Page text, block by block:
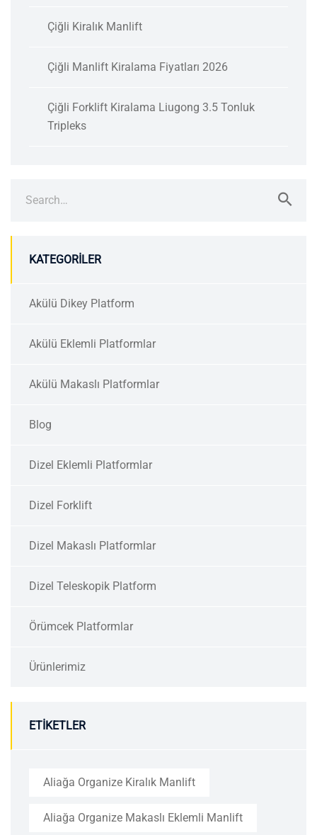
Çiğli Kiralık Manlift
Çiğli Manlift Kiralama Fiyatları 2026
Çiğli Forklift Kiralama Liugong 3.5 Tonluk
Tripleks
for:
KATEGORILER
Akülü Dikey Platform
Akülü Eklemli Platformlar
Akülü Makaslı Platformlar
Blog
Dizel Eklemli Platformlar
Dizel Forklift
Dizel Makaslı Platformlar
Dizel Teleskopik Platform
Örümcek Platformlar
Ürünlerimiz
ETIKETLER
Aliağa Organize Kiralık Manlift
Aliağa Organize Makaslı Eklemli Manlift